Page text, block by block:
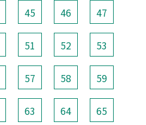
45 46 47
51 52 53
57 58 59
63 64 65